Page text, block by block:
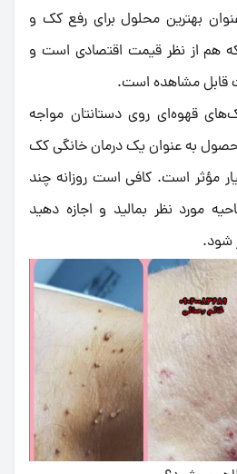
بهترین محلول برای رفع کک و
که هم از نظر قیمت اقتصادی است و
قابل مشاهده است.
قهوه‌ای روی دستانتان مواجه
به عنوان یکدرمان خانگی کک
مؤثر است. کافی است روزانه چند
مورد نظر بمالید و اجازه دهید
شود.